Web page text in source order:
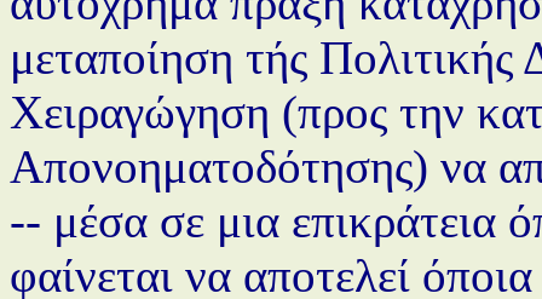
μεταποίηση τής
Χειραγώγηση (προς την
Απονοηματοδότησης) να
-- μέσα σε μια επικράτεια
φαίνεται να αποτελεί